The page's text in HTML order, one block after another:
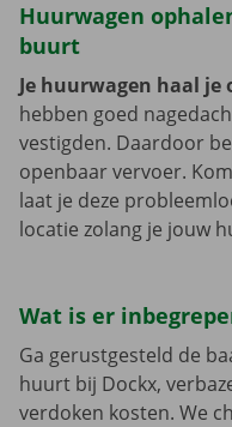
Huurwagen
buurt
Je huurwagen haal je
hebben goed
vestigden. Daardoor
openbaar vervoer.
laat je deze
locatie zolang je jouw
Wat is er
Ga gerustgesteld de
huurt bij Dockx,
verdoken kosten. We